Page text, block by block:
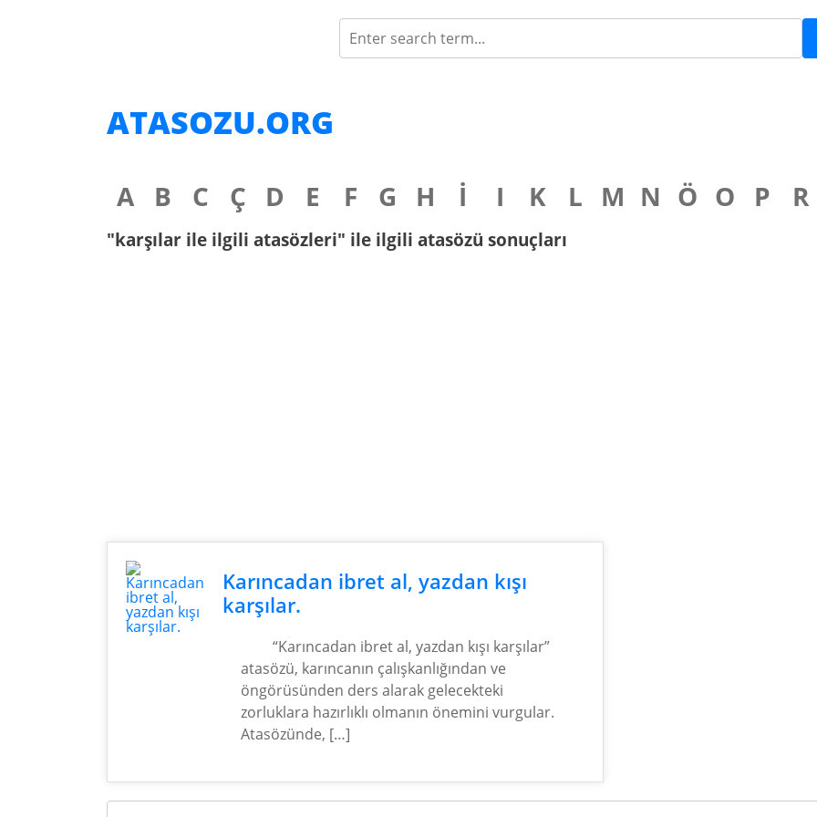
ATASOZU.ORG
A B C Ç D E F G H İ I K L M N Ö O P R
"karşılar ile ilgili atasözleri" ile ilgili atasözü sonuçları
Karıncadan ibret al, yazdan kışı
karşılar.
“Karıncadan ibret al, yazdan kışı karşılar”
atasözü, karıncanın çalışkanlığından ve
öngörüsünden ders alarak gelecekteki
zorluklara hazırlıklı olmanın önemini vurgular.
Atasözünde, […]